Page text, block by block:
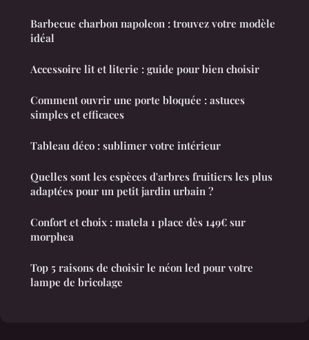
Barbecue charbon napoleon : trouvez votre modèle
idéal
Accessoire lit et literie : guide pour bien choisir
Comment ouvrir une porte bloquée : astuces
simples et efficaces
Tableau déco : sublimer votre intérieur
Quelles sont les espèces d'arbres fruitiers les plus
adaptées pour un petit jardin urbain ?
Confort et choix : matela 1 place dès 149€ sur
morphea
Top 5 raisons de choisir le néon led pour votre
lampe de bricolage